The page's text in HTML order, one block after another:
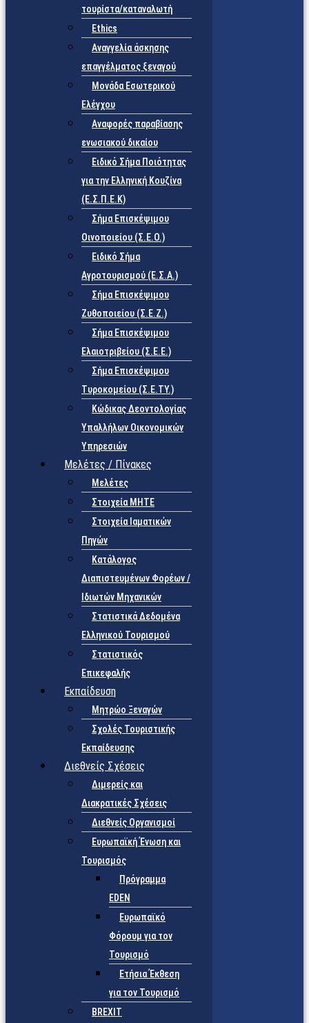
τουρίστα/καταναλωτή
Ethics
Αναγγελία άσκησης
επαγγέλματος ξεναγού
Μονάδα Εσωτερικού
Ελέγχου
Αναφορές παραβίασης
ενωσιακού δικαίου
Ειδικό Σήμα Ποιότητας
για την Ελληνική Κουζίνα
(Ε.Σ.Π.Ε.Κ)
Σήμα Επισκέψιμου
Οινοποιείου (Σ.Ε.Ο.)
Ειδικό Σήμα
Αγροτουρισμού (Ε.Σ.Α.)
Σήμα Επισκέψιμου
Ζυθοποιείου (Σ.Ε.Ζ.)
Σήμα Επισκέψιμου
Ελαιοτριβείου (Σ.Ε.Ε.)
Σήμα Επισκέψιμου
Τυροκομείου (Σ.Ε.TY.)
Κώδικας Δεοντολογίας
Υπαλλήλων Οικονομικών
Υπηρεσιών
Μελέτες / Πίνακες
Μελέτες
Στοιχεία ΜΗΤΕ
Στοιχεία Ιαματικών
Πηγών
Κατάλογος
Διαπιστευμένων Φορέων /
Ιδιωτών Μηχανικών
Στατιστικά Δεδομένα
Ελληνικού Τουρισμού
Στατιστικός
Επικεφαλής
Εκπαίδευση
Μητρώο Ξεναγών
Σχολές Τουριστικής
Εκπαίδευσης
Διεθνείς Σχέσεις
Διμερείς και
Διακρατικές Σχέσεις
Διεθνείς Οργανισμοί
Ευρωπαϊκή Ένωση και
Τουρισμός
Πρόγραμμα
EDEN
Ευρωπαϊκό
Φόρουμ για τον
Τουρισμό
Ετήσια Έκθεση
για τον Τουρισμό
BREXIT